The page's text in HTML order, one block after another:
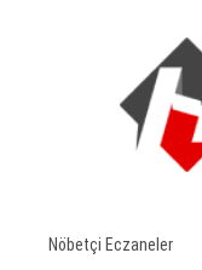
Nöbetçi Eczaneler